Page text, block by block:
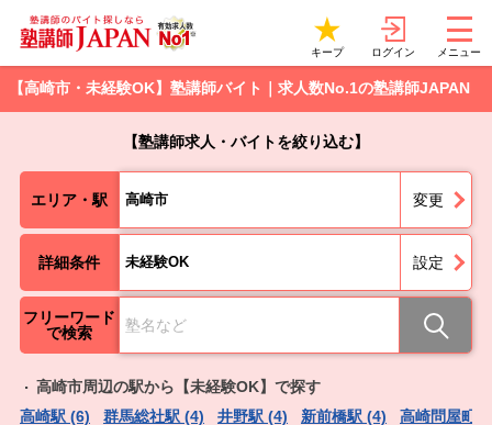
キープ ログイン メニュー
【高崎市・未経験OK】塾講師バイト｜求人数No.1の塾講師JAPAN
【塾講師求人・バイトを絞り込む】
エリア・駅 高崎市 変更
詳細条件 未経験OK 設定
フリーワード
で検索
高崎市周辺の駅から【未経験OK】で探す
高崎駅 (6)
群馬総社駅 (4) 井野駅 (4) 新前橋駅 (4) 高崎問屋町